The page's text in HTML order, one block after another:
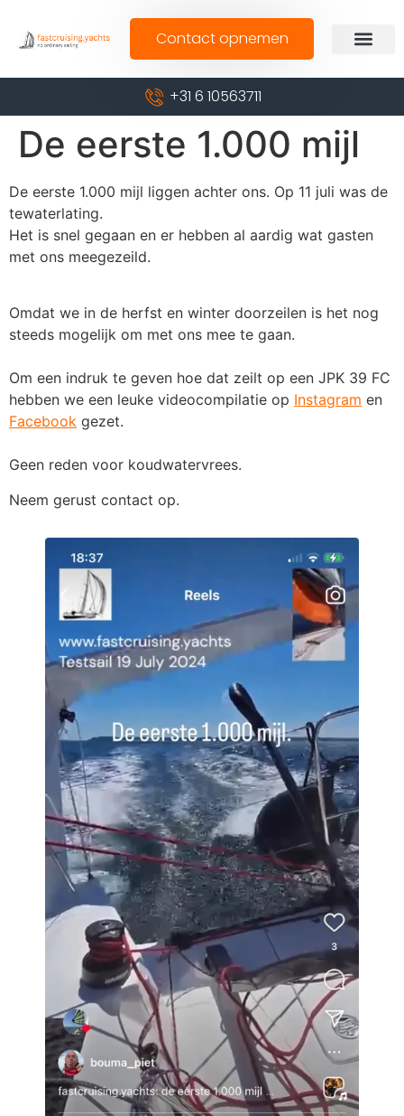
Contact opnemen
+31 6 10563711
De eerste 1.000 mijl
De eerste 1.000 mijl liggen achter ons. Op 11 juli was de
tewaterlating.
Het is snel gegaan en er hebben al aardig wat gasten
met ons meegezeild.
Omdat we in de herfst en winter doorzeilen is het nog
steeds mogelijk om met ons mee te gaan.
Om een indruk te geven hoe dat zeilt op een JPK 39 FC
hebben we een leuke videocompilatie op Instagram en
Facebook gezet.
Geen reden voor koudwatervrees.
Neem gerust contact op.